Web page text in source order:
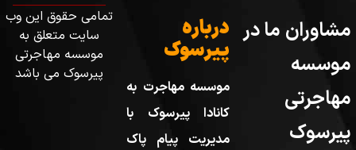
مشاوران ما در
موسسه
مهاجرتی
پیرسوک
درباره
پیرسوک
موسسه مهاجرت به
کانادا پیرسوک با
مدیریت پیام پاک
تمامی حقوق این وب
سایت متعلق به
موسسه مهاجرتی
پیرسوک می باشد